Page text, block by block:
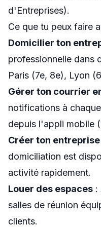
d'Entreprises).
Ce que tu peux faire
Domicilier ton
professionnelle dans
Paris (7e, 8e), Lyon
Gérer ton courrier
notifications à
depuis l'appli mobile
Créer ton entreprise
domiciliation est
activité rapidement.
Louer des espaces :
salles de réunion
clients.